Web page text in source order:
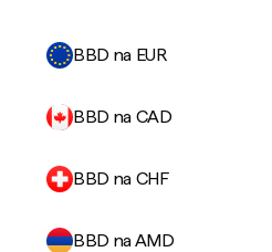
BBD na EUR
BBD na CAD
BBD na CHF
BBD na AMD